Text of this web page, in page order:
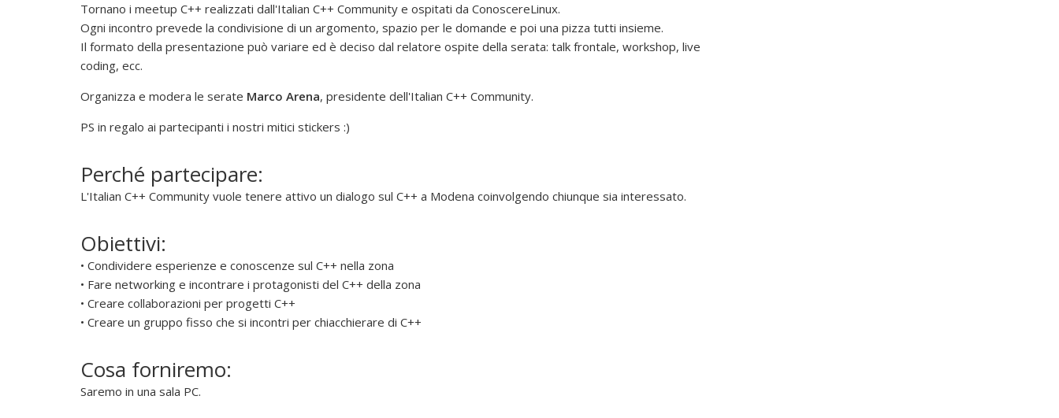
r
o
m
u
v
e
s
s
t
e
d
Tornano i meetup C++ realizzati dall'Italian C++ Community e ospitati da ConoscereLinux.
Ogni incontro prevede la condivisione di un argomento, spazio per le domande e poi una pizza tutti insieme.
Il formato della presentazione può variare ed è deciso dal relatore ospite della serata: talk frontale, workshop, live
coding, ecc.
Organizza e modera le serate Marco Arena, presidente dell'Italian C++ Community.
PS in regalo ai partecipanti i nostri mitici stickers :)
Perché partecipare:
L'Italian C++ Community vuole tenere attivo un dialogo sul C++ a Modena coinvolgendo chiunque sia interessato.
Obiettivi:
• Condividere esperienze e conoscenze sul C++ nella zona
• Fare networking e incontrare i protagonisti del C++ della zona
• Creare collaborazioni per progetti C++
• Creare un gruppo fisso che si incontri per chiacchierare di C++
Cosa forniremo:
Saremo in una sala PC.